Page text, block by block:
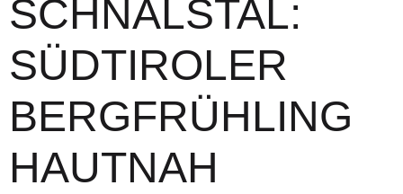
SCHNALSTAL:
SÜDTIROLER
BERGFRÜHLING
HAUTNAH